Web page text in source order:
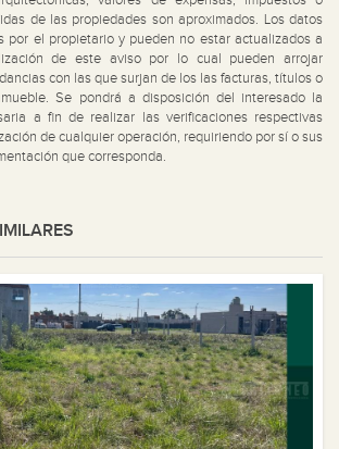
de las propiedades son aproximados. Los datos
por el propietario y pueden no estar actualizados a
de este aviso por lo cual pueden arrojar
con las que surjan de los las facturas, títulos o
Se pondrá a disposición del interesado la
a fin de realizar las verificaciones respectivas
de cualquier operación, requiriendo por sí o sus
que corresponda.